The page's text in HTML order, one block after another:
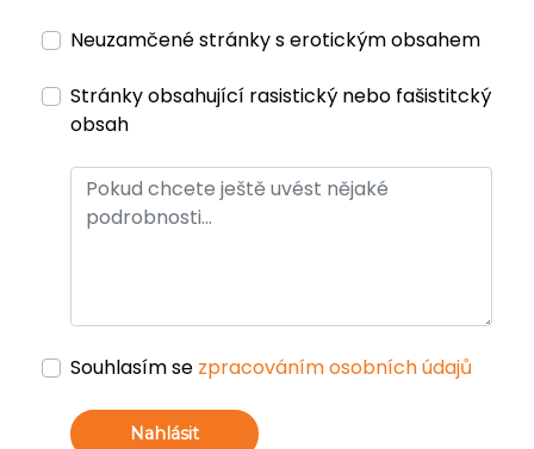
Neuzamčené stránky s erotickým obsahem
Stránky obsahující rasistický nebo fašistitcký
obsah
Souhlasím se zpracováním osobních údajů
Nahlásit